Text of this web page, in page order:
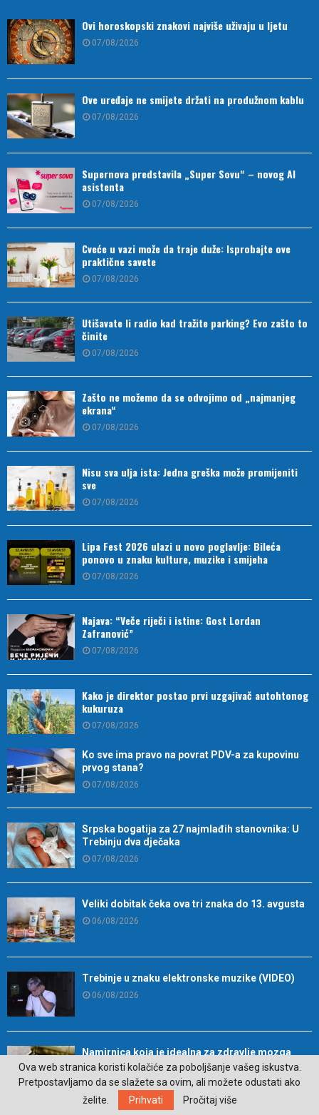
Ovi horoskopski znakovi najviše uživaju u ljetu
07/08/2026
Ove uređaje ne smijete držati na produžnom kablu
07/08/2026
Supernova predstavila „Super Sovu“ – novog AI
asistenta
07/08/2026
Cveće u vazi može da traje duže: Isprobajte ove
praktične savete
07/08/2026
Utišavate li radio kad tražite parking? Evo zašto to
činite
07/08/2026
Zašto ne možemo da se odvojimo od „najmanjeg
ekrana“
07/08/2026
Nisu sva ulja ista: Jedna greška može promijeniti
sve
07/08/2026
Lipa Fest 2026 ulazi u novo poglavlje: Bileća
ponovo u znaku kulture, muzike i smijeha
07/08/2026
Najava: “Veče riječi i istine: Gost Lordan
Zafranović”
07/08/2026
Kako je direktor postao prvi uzgajivač autohtonog
kukuruza
07/08/2026
Ko sve ima pravo na povrat PDV-a za kupovinu
prvog stana?
07/08/2026
Srpska bogatija za 27 najmlađih stanovnika: U
Trebinju dva dječaka
07/08/2026
Veliki dobitak čeka ova tri znaka do 13. avgusta
06/08/2026
Trebinje u znaku elektronske muzike (VIDEO)
06/08/2026
Namirnica koja je idealna za zdravlje mozga
06/08/2026
Ova web stranica koristi kolačiće za poboljšanje vašeg iskustva.
Pretpostavljamo da se slažete sa ovim, ali možete odustati ako
želite.
Prihvati Pročitaj više